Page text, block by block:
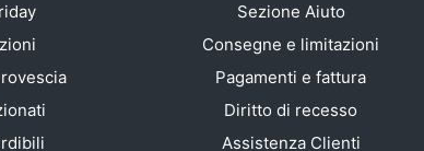
Sezione Aiuto
Consegne e limitazioni
Pagamenti e fattura
Diritto di recesso
Assistenza Clienti